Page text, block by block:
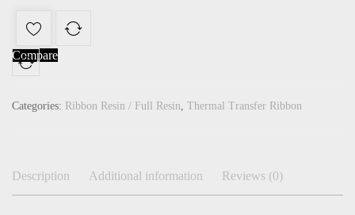
Compare
Categories: Ribbon Resin / Full Resin Thermal Transfer Ribbon
Description Additional information Reviews (0)